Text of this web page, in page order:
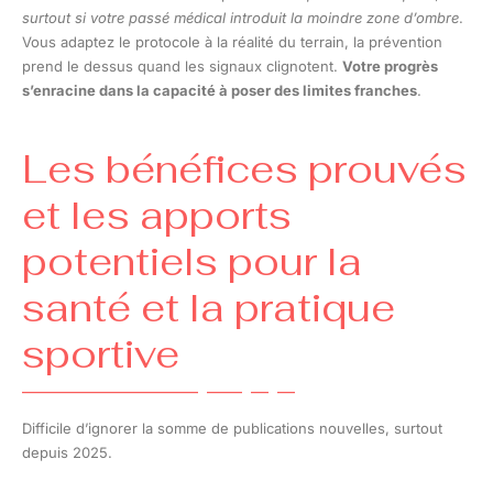
surtout si votre passé médical introduit la moindre zone d’ombre.
Vous adaptez le protocole à la réalité du terrain, la prévention
prend le dessus quand les signaux clignotent. Votre progrès
s’enracine dans la capacité à poser des limites franches.
Les bénéfices prouvés
et les apports
potentiels pour la
santé et la pratique
sportive
Difficile d’ignorer la somme de publications nouvelles, surtout
depuis 2025.